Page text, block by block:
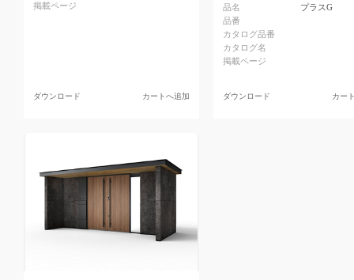
掲載ページ
ダウンロード カートへ追加
品名
プラスG
品番
カタログ品番
カタログ名
掲載ページ
ダウンロード カー